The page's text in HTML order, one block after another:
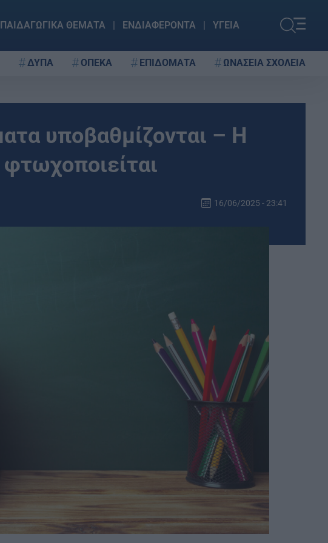
ΠΑΙΔΑΓΩΓΙΚΑ ΘΕΜΑΤΑ ΕΝΔΙΑΦΕΡΟΝΤΑ ΥΓΕΙΑ
ΔΥΠΑ ΟΠΕΚΑ ΕΠΙΔΟΜΑΤΑ ΩΝΑΣΕΙΑ ΣΧΟΛΕΙΑ
υποβαθμίζονται – Η
16/06/2025 - 23:41